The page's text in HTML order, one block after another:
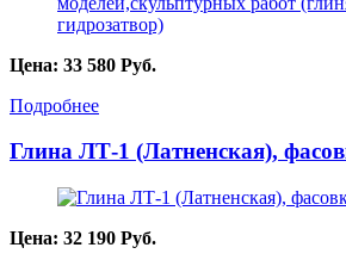
Цена: 33 580 Руб.
Подробнее
Глина ЛТ-1 (Латненская),
Цена: 32 190 Руб.